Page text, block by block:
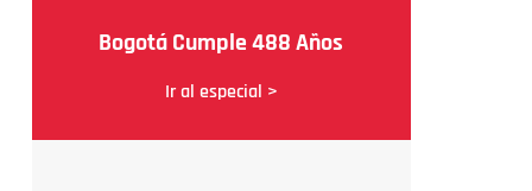
Bogotá Cumple 488 Años
Ir al especial >